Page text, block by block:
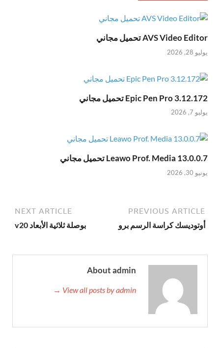
AVS Video Editor تحميل مجاني
يوليو 28, 2026
Epic Pen Pro 3.12.172 تحميل مجاني
يوليو 7, 2026
Leawo Prof. Media 13.0.0.7 تحميل مجاني
يونيو 30, 2026
PREVIOUS ARTICLE
أوتوديسك كراسة الرسم برو
NEXT ARTICLE
بوصلة ثلاثية الأبعاد v20
About admin
View all posts by admin →